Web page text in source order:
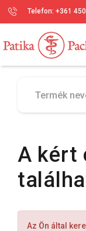
Telefon: +361
A kért
Az Ön által